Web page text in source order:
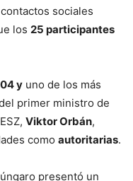
sociales
los 25 participantes
y uno de los más
primer ministro de
Viktor Orbán,
como autoritarias.
presentó un